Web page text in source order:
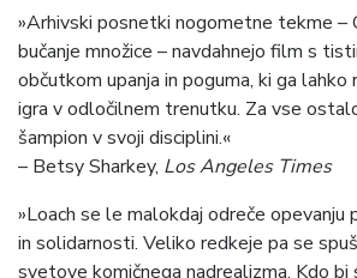
»Arhivski posnetki nogometne tekme –
bučanje množice – navdahnejo film s
občutkom upanja in poguma, ki ga lahko
igra v odločilnem trenutku. Za vse
šampion v svoji disciplini.«
– Betsy Sharkey, Los Angeles Times
»Loach se le malokdaj odreče opevanju
in solidarnosti. Veliko redkeje pa se
svetove komičnega nadrealizma. Kdo bi